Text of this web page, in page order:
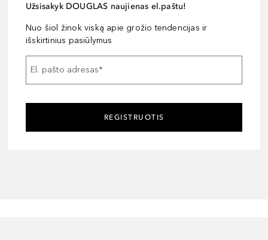
Užsisakyk DOUGLAS naujienas el.paštu!
Nuo šiol žinok viską apie grožio tendencijas ir
išskirtinius pasiūlymus
El. pašto adresas*
REGISTRUOTIS